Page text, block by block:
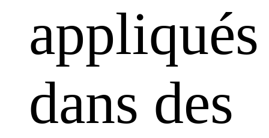
appliqués
dans des